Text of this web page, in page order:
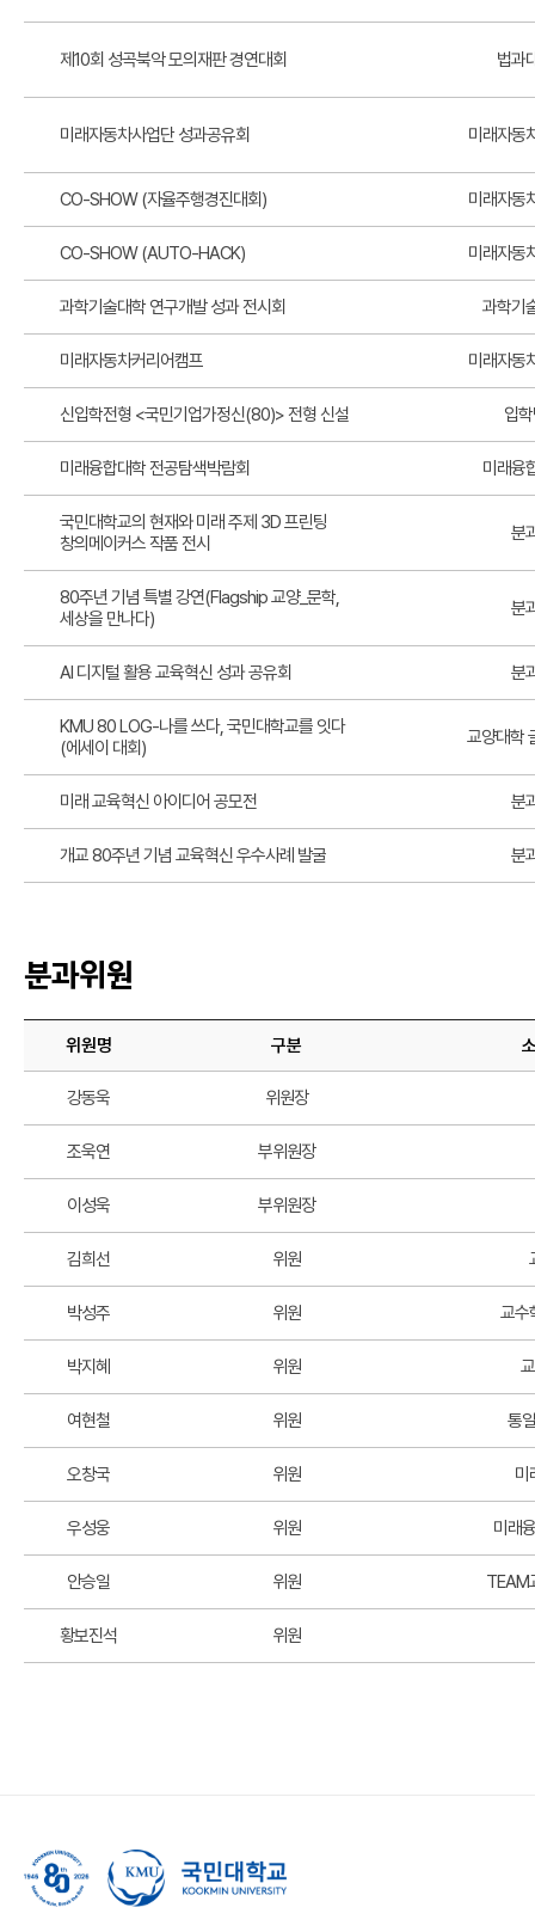
제10회 성곡북악 모의재판 경연대회 법과
미래자동차사업단 성과공유회 미래자동
CO-SHOW (자율주행경진대회) 미래자동
CO-SHOW (AUTO-HACK) 미래자동
과학기술대학 연구개발 성과 전시회 과학기
미래자동차커리어캠프 미래자동
신입학전형 <국민기업가정신(80)> 전형 신설 입
미래융합대학 전공탐색박람회 미래융
국민대학교의 현재와 미래 주제 3D 프린팅
창의메이커스 작품 전시
분
80주년 기념 특별 강연(Flagship 교양_문학,
세상을 만나다)
분
AI 디지털 활용 교육혁신 성과 공유회 분
KMU 80 LOG-나를 쓰다, 국민대학교를 잇다
(에세이 대회)
교양대학
미래 교육혁신 아이디어 공모전 분
개교 80주년 기념 교육혁신 우수사례 발굴 분
분과위원
위원명 구분
강동욱 위원장
조욱연 부위원장
이성욱 부위원장
김희선 위원
박성주 위원 교수
박지혜 위원
여현철 위원 통
오창국 위원 미
우성웅 위원 미래
안승일 위원 TEAM
황보진석 위원